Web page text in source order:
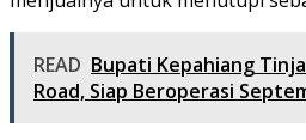
READ Bupati Kepahiang
Road, Siap Beroperasi